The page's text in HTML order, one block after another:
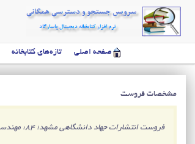
صفحه اصلی تازه‌های کتابخانه
مشخصات فروست
فروست انتشارات جهاد دانشگاهی مشهد؛ 84: مهندسی‌؛ 14